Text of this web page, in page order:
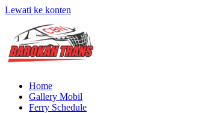
Lewati ke konten
Home
Gallery Mobil
Ferry Schedule